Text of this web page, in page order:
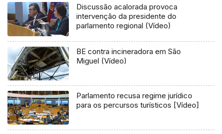
Discussão acalorada provoca
intervenção da presidente do
parlamento regional (Vídeo)
BE contra incineradora em São
Miguel (Vídeo)
Parlamento recusa regime jurídico
para os percursos turísticos [Vídeo]